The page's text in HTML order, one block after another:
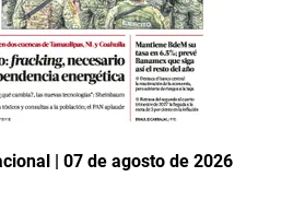
| 07 de agosto de 2026